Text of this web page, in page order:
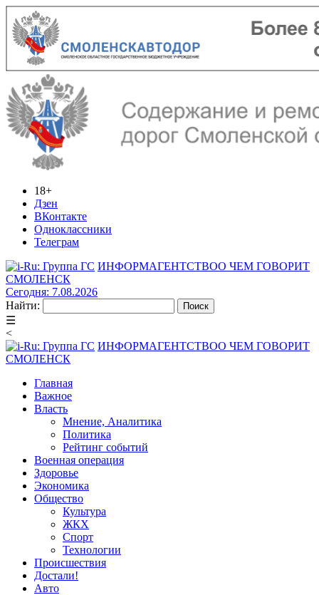
18+
Дзен
ВКонтакте
Одноклассники
Телеграм
ИНФОРМАГЕНТСТВОО ЧЕМ ГОВОРИТ
СМОЛЕНСК
Сегодня: 7.08.2026
Найти:
☰
<
ИНФОРМАГЕНТСТВОО ЧЕМ ГОВОРИТ
СМОЛЕНСК
Главная
Важное
Власть
Мнение, Аналитика
Политика
Рейтинг событий
Военная операция
Здоровье
Экономика
Общество
Культура
ЖКХ
Спорт
Технологии
Происшествия
Достали!
Авто